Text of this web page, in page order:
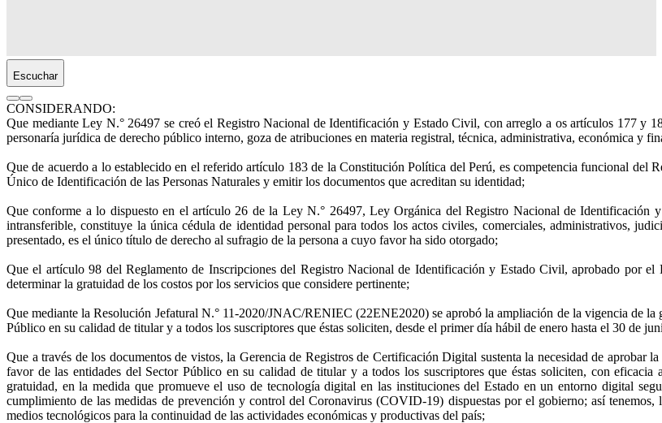
Escuchar
CONSIDERANDO:
Que mediante Ley N.° 26497 se creó el Registro Nacional de Identificación y Estado Civil, con arreglo a os artículos 177 y
personaría jurídica de derecho público interno, goza de atribuciones en materia registral, técnica, administrativa, económica y
Que de acuerdo a lo establecido en el referido artículo 183 de la Constitución Política del Perú, es competencia funcional
Único de Identificación de las Personas Naturales y emitir los documentos que acreditan su identidad;
Que conforme a lo dispuesto en el artículo 26 de la Ley N.° 26497, Ley Orgánica del Registro Nacional de
intransferible, constituye la única cédula de identidad personal para todos los actos civiles, comerciales, administrativos,
presentado, es el único título de derecho al sufragio de la persona a cuyo favor ha sido otorgado;
Que el artículo 98 del Reglamento de Inscripciones del Registro Nacional de Identificación y Estado Civil, aprobado por
determinar la gratuidad de los costos por los servicios que considere pertinente;
Que mediante la Resolución Jefatural N.° 11-2020/JNAC/RENIEC (22ENE2020) se aprobó la ampliación de la vigencia de
Público en su calidad de titular y a todos los suscriptores que éstas soliciten, desde el primer día hábil de enero hasta el 30 de
Que a través de los documentos de vistos, la Gerencia de Registros de Certificación Digital sustenta la necesidad de
favor de las entidades del Sector Público en su calidad de titular y a todos los suscriptores que éstas soliciten, con
gratuidad, en la medida que promueve el uso de tecnología digital en las instituciones del Estado en un entorno digital
cumplimiento de las medidas de prevención y control del Coronavirus (COVID-19) dispuestas por el gobierno; así
medios tecnológicos para la continuidad de las actividades económicas y productivas del país;